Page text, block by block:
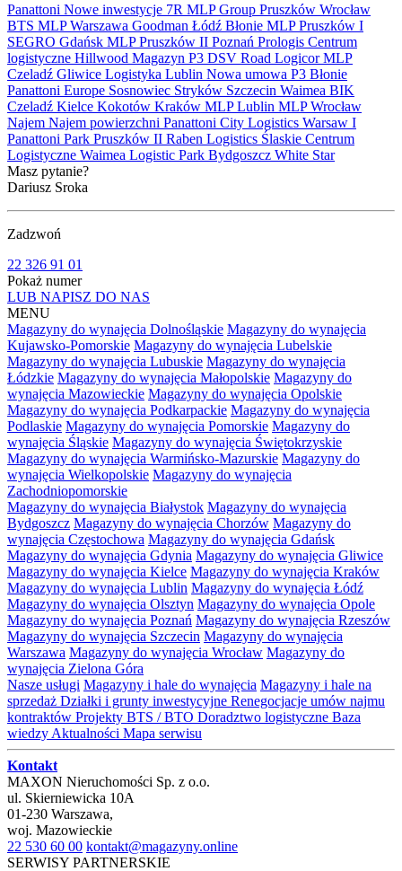
Panattoni Nowe inwestycje 7R MLP Group Pruszków Wrocław
BTS MLPWarszawa Goodman Łódź Błonie MLP Pruszków I
SEGRO Gdańsk MLP Pruszków II Poznań Prologis Centrum
logistyczne Hillwood Magazyn P3 DSV Road LogicorMLP
Czeladź Gliwice Logistyka Lublin Nowa umowa P3 Błonie
Panattoni Europe Sosnowiec Stryków Szczecin Waimea BIK
Czeladź Kielce Kokotów Kraków MLP Lublin MLP Wrocław
Najem Najem powierzchni Panattoni City Logistics Warsaw I
Panattoni Park Pruszków II Raben Logistics Ślaskie Centrum
Logistyczne Waimea Logistic Park Bydgoszcz White Star
Masz pytanie?
Dariusz Sroka
Zadzwoń
22 326 91 01
Pokaż numer
LUB NAPISZ DO NAS
MENU
Magazyny do wynajęcia Dolnośląskie Magazyny do wynajęcia
Kujawsko-Pomorskie Magazyny do wynajęcia Lubelskie
Magazyny do wynajęcia Lubuskie Magazyny do wynajęcia
Łódzkie Magazyny do wynajęcia Małopolskie Magazyny do
wynajęcia Mazowieckie Magazyny do wynajęcia Opolskie
Magazyny do wynajęcia Podkarpackie Magazyny do wynajęcia
Podlaskie Magazyny do wynajęcia Pomorskie Magazyny do
wynajęcia Śląskie Magazyny do wynajęcia Świętokrzyskie
Magazyny do wynajęcia Warmińsko-Mazurskie Magazyny do
wynajęcia Wielkopolskie Magazyny do wynajęcia
Zachodniopomorskie
Magazyny do wynajęcia Białystok Magazyny do wynajęcia
Bydgoszcz Magazyny do wynajęcia Chorzów Magazyny do
wynajęcia Częstochowa Magazyny do wynajęcia Gdańsk
Magazyny do wynajęcia Gdynia Magazyny do wynajęcia Gliwice
Magazyny do wynajęcia Kielce Magazyny do wynajęcia Kraków
Magazyny do wynajęcia Lublin Magazyny do wynajęcia Łódź
Magazyny do wynajęcia Olsztyn Magazyny do wynajęcia Opole
Magazyny do wynajęcia Poznań Magazyny do wynajęcia Rzeszów
Magazyny do wynajęcia Szczecin Magazyny do wynajęcia
Warszawa Magazyny do wynajęcia Wrocław Magazyny do
wynajęcia Zielona Góra
Nasze usługi Magazyny i hale do wynajęcia Magazyny i hale na
sprzedaż Działki i grunty inwestycyjne Renegocjacje umów najmu
kontraktów Projekty BTS / BTO Doradztwo logistyczne Baza
wiedzy Aktualności Mapa serwisu
Kontakt
MAXON Nieruchomości Sp. z o.o.
ul. Skierniewicka 10A
01-230 Warszawa,
woj. Mazowieckie
22 530 60 00 kontakt@magazyny.online
SERWISY PARTNERSKIE